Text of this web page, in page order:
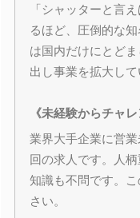
「シャッターと言
るほど、圧倒的な
は国内だけにとど
出し事業を拡大して
《未経験からチャレ
業界大手企業に営
回の求人です。人
知識も不問です。
さい。